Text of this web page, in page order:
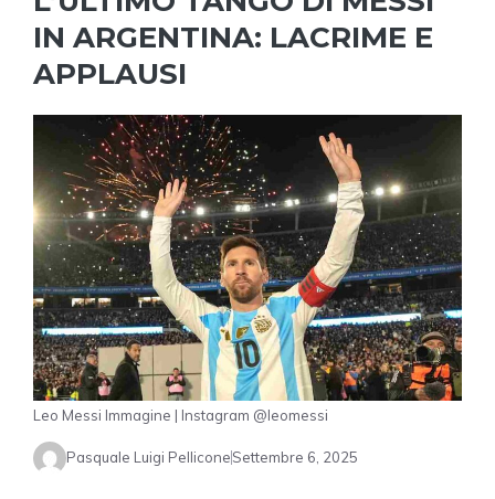
IN ARGENTINA: LACRIME E
APPLAUSI
Leo Messi Immagine | Instagram @leomessi
Pasquale Luigi PelliconeSettembre 6, 2025